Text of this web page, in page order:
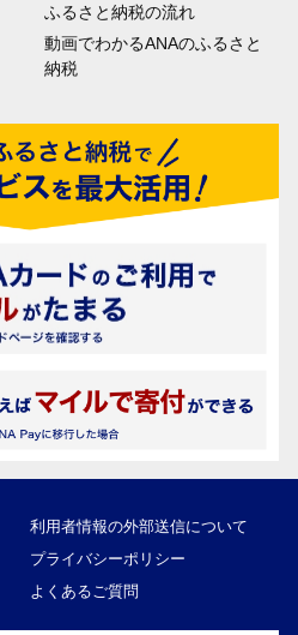
ふるさと納税の流れ
動画でわかるANAのふるさと
納税
利用者情報の外部送信について
プライバシーポリシー
よくあるご質問